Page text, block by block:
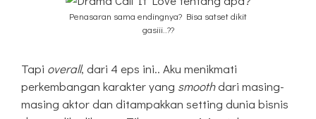
Penasaran sama endingnya? Bisa satset dikit
gasiii..??
Tapi overall, dari 4 eps ini.. Aku menikmati
perkembangan karakter yang smoothdari masing-
masing aktor dan ditampakkan setting dunia bisnis